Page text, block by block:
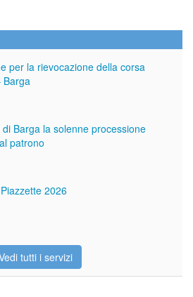
per la rievocazione della corsa
Barga
di Barga la solenne processione
patrono
2026
tutti i servizi